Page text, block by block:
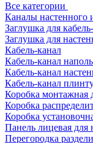
Все категории
Каналы настенного
Заглушка для
Заглушка для
Кабель-канал
Кабель-канал
Кабель-канал
Кабель-канал
Коробка монтажная
Коробка
Коробка
Панель лицевая для
Перегородка